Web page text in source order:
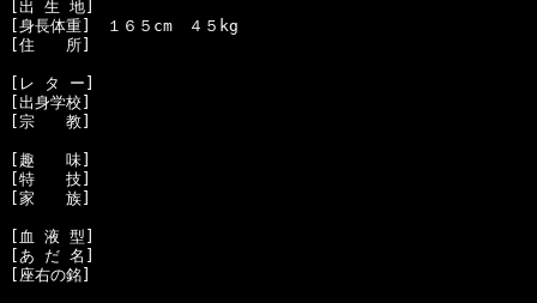
[出 生 地]
[身長体重]　１６５cm　４５kg
[住　　所]
[レ タ ー]
[出身学校]
[宗　　教]
[趣　　味]
[特　　技]
[家　　族]
[血 液 型]
[あ だ 名]
[座右の銘]